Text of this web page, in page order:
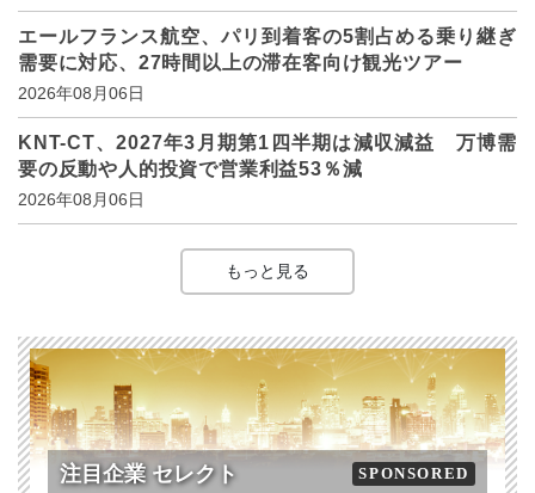
エールフランス航空、パリ到着客の5割占める乗り継ぎ
需要に対応、27時間以上の滞在客向け観光ツアー
2026年08月06日
KNT-CT、2027年3月期第1四半期は減収減益 万博需
要の反動や人的投資で営業利益53％減
2026年08月06日
もっと見る
注目企業 セレクト SPONSORED